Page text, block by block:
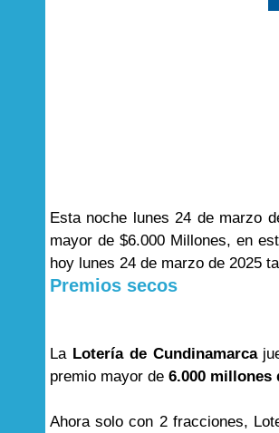
Esta noche lunes 24 de marzo
mayor de $6.000 Millones, en
hoy lunes 24 de marzo de 2025
Premios secos
La Lotería de Cundinamarca
premio mayor de 6.000 millones
Ahora solo con 2 fracciones,